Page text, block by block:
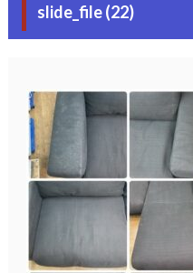
slide_file (22)